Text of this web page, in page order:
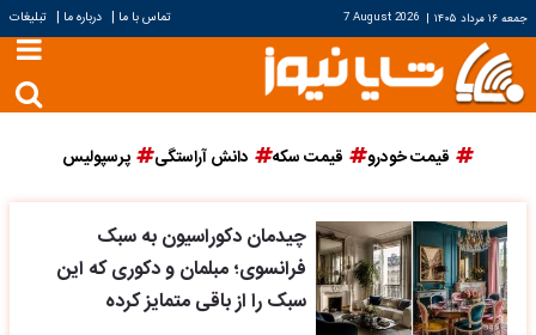
جمعه ۱۶ مرداد ۱۴۰۵ |
7 August 2026 تماس با ما | درباره ما | تبلیغات
قیمت خودرو قیمت سکه دانش آراستگی پرسپولیس
چیدمان دکوراسیون به سبک
فرانسوی؛ مبلمان و دکوری که این
سبک را از باقی متمایز کرده